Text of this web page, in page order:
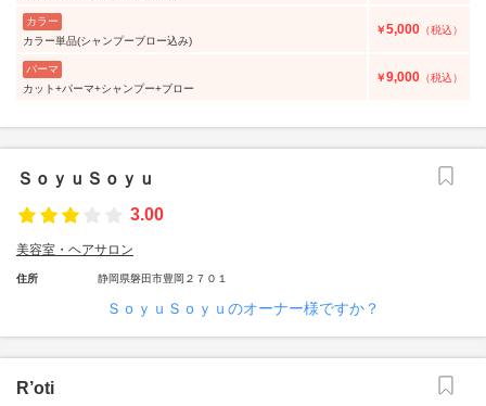
カラー
カラー単品(シャンプーブロー込み)
￥5,000 （税込）
パーマ
カット+パーマ+シャンプー+ブロー
￥9,000 （税込）
ＳｏｙｕＳｏｙｕ
3.00
美容室・ヘアサロン
住所 静岡県磐田市豊岡２７０１
ＳｏｙｕＳｏｙｕのオーナー様ですか？
R’oti